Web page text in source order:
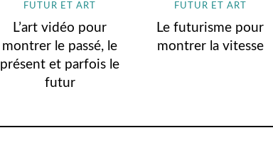
FUTUR ET ART
L’art vidéo pour
montrer le passé, le
présent et parfois le
futur
FUTUR ET ART
Le futurisme pour
montrer la vitesse